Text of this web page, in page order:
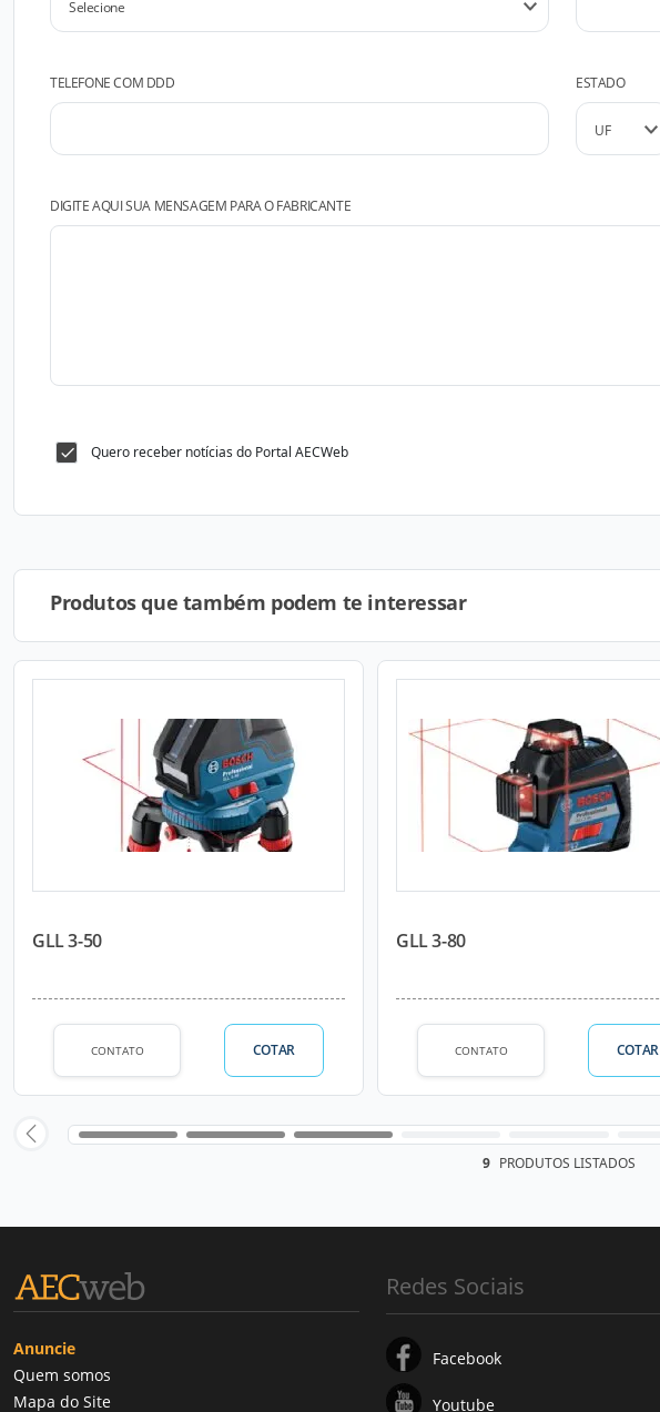
TELEFONE COM DDD ESTADO
DIGITE AQUI SUA MENSAGEM PARA O FABRICANTE
Quero receber notícias do Portal AECWeb
Produtos que também podem te interessar
GLL 3-50
CONTATO COTAR
GLL 3-80
CONTATO COTAR
9 PRODUTOS LISTADOS
Anuncie
Quem somos
Mapa do Site
Redes Sociais
Facebook
Youtube